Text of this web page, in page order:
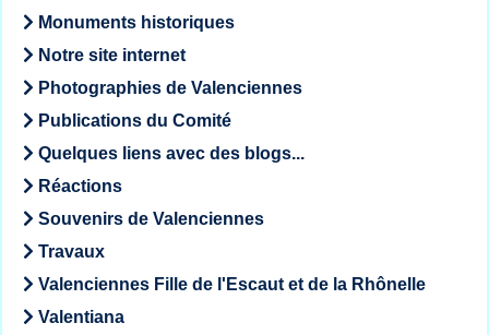
Monuments historiques
Notre site internet
Photographies de Valenciennes
Publications du Comité
Quelques liens avec des blogs...
Réactions
Souvenirs de Valenciennes
Travaux
Valenciennes Fille de l'Escaut et de la Rhônelle
Valentiana